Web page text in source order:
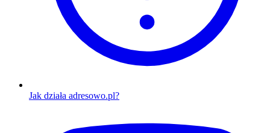
Jak działa adresowo.pl?